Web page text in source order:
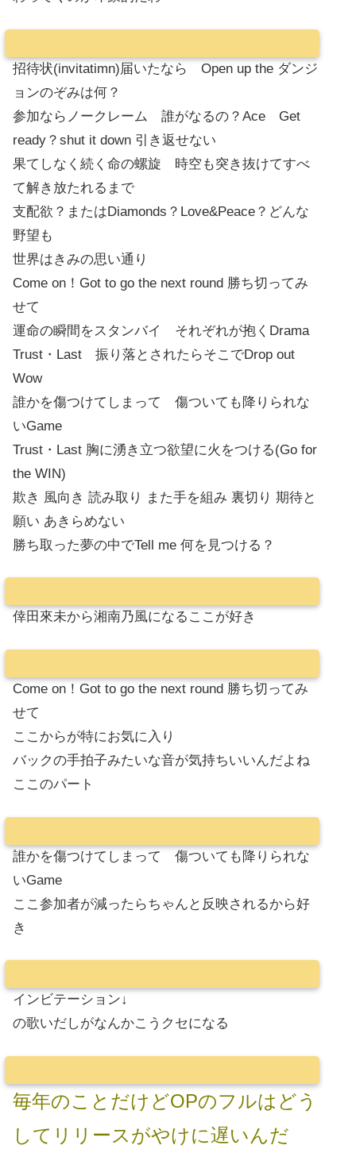
招待状(invitatimn)届いたなら Open up the ダンジ
ョンのぞみは何？
参加ならノークレーム 誰がなるの？Ace Get
ready？shut it down 引き返せない
果てしなく続く命の螺旋 時空も突き抜けてすべ
て解き放たれるまで
支配欲？またはDiamonds？Love&Peace？どんな
野望も
世界はきみの思い通り
Come on！Got to go the next round 勝ち切ってみ
せて
運命の瞬間をスタンバイ それぞれが抱くDrama
Trust・Last 振り落とされたらそこでDrop out
Wow
誰かを傷つけてしまって 傷ついても降りられな
いGame
Trust・Last 胸に湧き立つ欲望に火をつける(Go for
the WIN)
欺き 風向き 読み取り また手を組み 裏切り 期待と
願い あきらめない
勝ち取った夢の中でTell me 何を見つける？
倖田來未から湘南乃風になるここが好き
Come on！Got to go the next round 勝ち切ってみ
せて
ここからが特にお気に入り
バックの手拍子みたいな音が気持ちいいんだよね
ここのパート
誰かを傷つけてしまって 傷ついても降りられな
いGame
ここ参加者が減ったらちゃんと反映されるから好
き
インビテーション↓
の歌いだしがなんかこうクセになる
毎年のことだけどOPのフルはどう
してリリースがやけに遅いんだ